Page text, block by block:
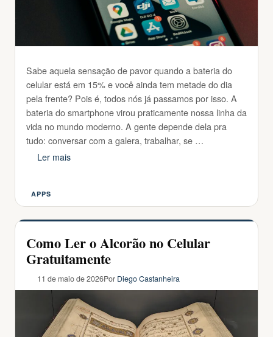
Sabe aquela sensação de pavor quando a bateria do
celular está em 15% e você ainda tem metade do dia
pela frente? Pois é, todos nós já passamos por isso. A
bateria do smartphone virou praticamente nossa linha da
vida no mundo moderno. A gente depende dela pra
tudo: conversar com a galera, trabalhar, se …
Ler mais
Categorias
APPS
Como Ler o Alcorão no Celular
Gratuitamente
11 de maio de 2026Por Diego Castanheira